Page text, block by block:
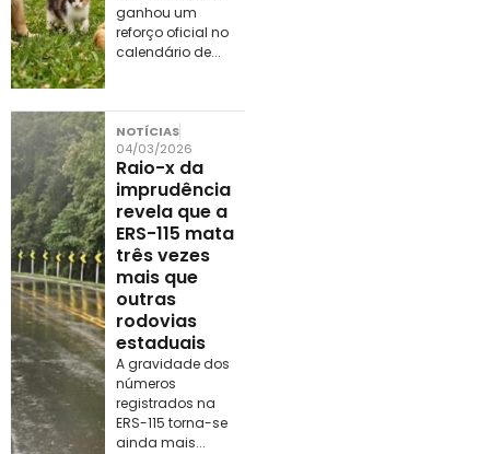
ganhou um
reforço oficial no
calendário de...
NOTÍCIAS
04/03/2026
Raio-x da
imprudência
revela que a
ERS-115 mata
três vezes
mais que
outras
rodovias
estaduais
A gravidade dos
números
registrados na
ERS-115 torna-se
ainda mais...